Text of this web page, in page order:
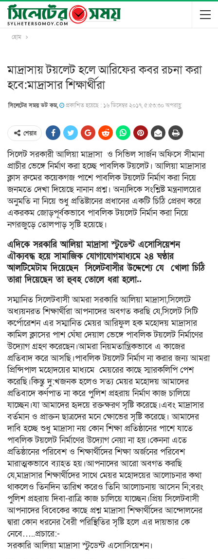
হোম
মাদ্রাসায় টয়লেট হলে আরিফের কবর রচনা করা
হবে:মাদ্রাসার শিক্ষার্থীরা
সিলেটের সময় ডট কম, প্রকাশিত হয়েছে : ১৬ ডিসেম্বর ২০১৭, ৫:৫৩:৩০ অপরাহ্ণ
শেয়ার
সিলেট সরকারী আলিয়া মাদ্রাসা ও সিভিল সার্জন অফিসে সীমানা
প্রাচীর ভেঙ্গে নির্মাণ করা হচ্ছে পাবলিক টয়লেট। আলিয়া মাদ্রাসার
ক্লাস রুমের কয়েকগজ পাশে পাবলিক টয়লেট নির্মাণ করা নিয়ে
জনমতে দেখা দিয়েছে নানান প্রশ্ন। অন্যদিকে সংশ্লিষ্ট মন্ত্রনালয়ের
অনুমতি না নিয়ে শুধু প্রতিষ্টানের প্রধানের একটি চিঠি প্রেরণ করে
একরকম জোড়পূর্বকভাবে পাবলিক টয়লেট নির্মান করা নিয়ে
নগরজুড়ে তোলপাড় সৃষ্টি হয়েছে।
এদিকে সরকারি আলিয়া মাদ্রাসা স্টুডেন্ট এসোসিয়েশন
এৗক্যবদ্ধ হয়ে সামাজিক যোগাযোগমাধ্যমে ২৪ ঘণ্ঠার
আলটিমেটাম দিয়েছেন সিলেটবাসীর উদ্দেশ্যে যে খোলা চিঠি
তারা দিয়েছেন তা হুবহ তোলে ধরা হলো..
সম্মানিত সিলেটবাসী আমরা সরকারি আলিয়া মাদ্রাসা,সিলেটে
অধ্যয়নরত শিক্ষার্থীরা আপনাদের অবগত করছি যে,সিলেট সিটি
কর্পোরেশন এর সম্মানিত মেয়র আরিফুল হক মহোদয় মাদ্রাসার
কামিল ক্লাসের পাশ ঘেঁষা দেয়াল ভেঙ্গে পাবলিক টয়লেট নির্মাণের
উদ্যোগ গ্রহণ করেছেন।আমরা নিয়মতান্ত্রিকভাবে এ কাজের
প্রতিবাদ করে আসছি।পাবলিক টয়লেট নির্মাণ না করার জন্য আমরা
প্রিন্সিপাল মহোদয়ের মাধ্যমে মেয়রের কাছে স্মারকলিপি পেশ
করেছি।কিন্তু দু:খজনক হলেও সত্য মেয়র মহোদয় আমাদের
প্রতিবাদে কর্ণপাত না করে পুলিশ প্রহরায় নির্মাণ কাজ চালিয়ে
যাচ্ছেন।যা আমাদের হৃদয়ে রক্তক্ষরণ সৃষ্টি করেছে।এবং মাদ্রাসার
বর্তমান ও প্রাক্তন ছাত্রদের মনে ক্ষোভের সৃষ্টি করেছে। আমাদের
দাবি হচ্ছে শুধু মাদ্রাসা নয় কোন শিক্ষা প্রতিষ্ঠানের পাশে যাতে
পাবলিক টয়লেট নির্মাণের উদ্যোগ নেয়া না হয়।কেননা এতে
প্রতিষ্ঠানের পরিবেশ ও শিক্ষার্থীদের শিক্ষা অর্জনের পরিবেশ
মারাত্মকভাবে ব্যাহত হয়।আপনাদের আরো অবগত করছি
যে,মাদ্রাসার শিক্ষার্থীদের সাথে মেয়র মহোদয়ের আলোচনার কথা
থাকলেও তিনদিন তারিখ করেও তিনি আলোচনায় আসেন নি;বরং
পুলিশ প্রহরায় দিবা-রাত্রি কাজ চালিয়ে যাচ্ছেন।প্রিয় সিলেটবাসী
আপনাদের বিবেকের কাছে প্রশ্ন মাদ্রাসা শিক্ষার্থীদের আন্দোলনের
দ্বারা কোন ধরনের বৈরী পরিস্থিতির সৃষ্টি হলে এর দায়ভার কে
নেবে…..প্রচারে:-
সরকারি আলিয়া মাদ্রাসা স্টুডেন্ট এসোসিয়েশন।